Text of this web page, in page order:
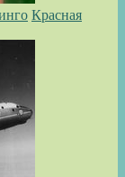
Красная